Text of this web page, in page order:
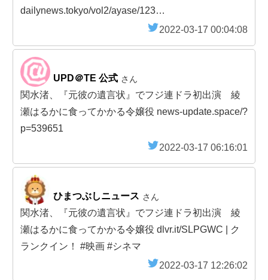
dailynews.tokyo/vol2/ayase/123…
2022-03-17 00:04:08
UPD＠TE 公式 さん
関水渚、『元彼の遺言状』でフジ連ドラ初出演 綾
瀬はるかに食ってかかる令嬢役 news-update.space/?
p=539651
2022-03-17 06:16:01
ひまつぶしニュース さん
関水渚、『元彼の遺言状』でフジ連ドラ初出演 綾
瀬はるかに食ってかかる令嬢役 dlvr.it/SLPGWC | ク
ランクイン！ #映画 #シネマ
2022-03-17 12:26:02